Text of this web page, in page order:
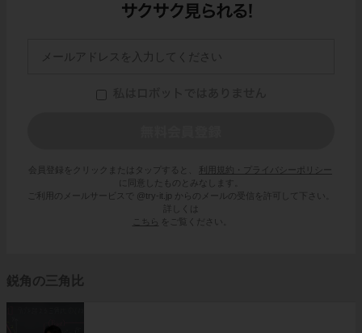
会員登録をクリックまたはタップすると、
利用規約・プライバシーポリシー
に同意したものとみなします。
ご利用のメールサービスで @try-it.jp からのメールの受信を許可して下さい。
詳しくは
こちら
をご覧ください。
鋭角の三角比